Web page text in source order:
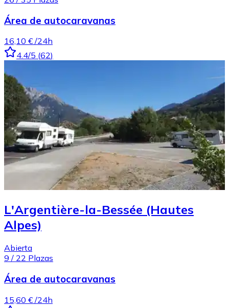
Área de autocaravanas
16,10 € /24h
4.4/5 (62)
L'Argentière-la-Bessée (Hautes
Alpes)
Abierta
9 / 22 Plazas
Área de autocaravanas
15,60 € /24h